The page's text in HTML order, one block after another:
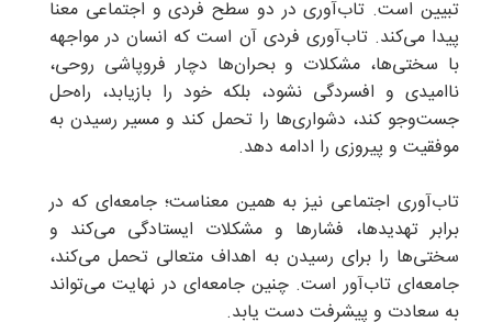
تبیین است. تاب‌آوری در دو سطح فردی و اجتماعی معنا
پیدا می‌کند. تاب‌آوری فردی آن است که انسان در مواجهه
با سختی‌ها، مشکلات و بحران‌ها دچار فروپاشی روحی،
ناامیدی و افسردگی نشود، بلکه خود را بازیابد، راه‌حل
جست‌وجو کند، دشواری‌ها را تحمل کند و مسیر رسیدن به
موفقیت و پیروزی را ادامه دهد.
تاب‌آوری اجتماعی نیز به همین معناست؛ جامعه‌ای که در
برابر تهدیدها، فشارها و مشکلات ایستادگی می‌کند و
سختی‌ها را برای رسیدن به اهداف متعالی تحمل می‌کند،
جامعه‌ای تاب‌آور است. چنین جامعه‌ای در نهایت می‌تواند
به سعادت و پیشرفت دست یابد.